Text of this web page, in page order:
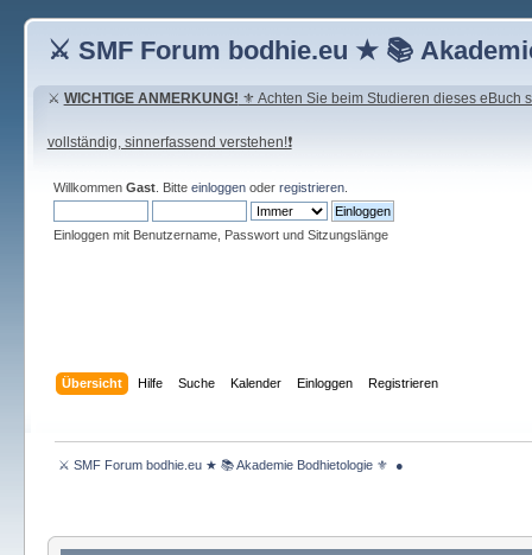
⚔ SMF Forum bodhie.eu ★ 📚
⚔ WICHTIGE ANMERKUNG! ⚜ Achten Sie beim Studieren dieses eBuch
vollständig, sinnerfassend verstehen!❗
Willkommen Gast. Bitte einloggenoder registrieren.
Einloggen mit Benutzername, Passwort und Sitzungslänge
Übersicht Hilfe Suche Kalender Einloggen Registrieren
⚔ SMF Forum bodhie.eu ★ 📚 Akademie Bodhietologie ⚜  ●